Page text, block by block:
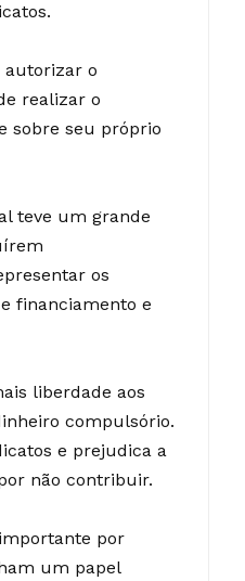
autorizar o
realizar o
sobre seu próprio
teve um grande
os
financiamento e
liberdade aos
compulsório.
e prejudica a
não contribuir.
por
um papel